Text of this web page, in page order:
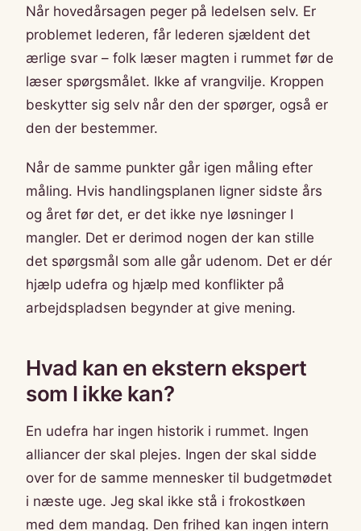
Når hovedårsagen peger på ledelsen selv. Er
problemet lederen, får lederen sjældent det
ærlige svar – folk læser magten i rummet før de
læser spørgsmålet. Ikke af vrangvilje. Kroppen
beskytter sig selv når den der spørger, også er
den der bestemmer.
Når de samme punkter går igen måling efter
måling. Hvis handlingsplanen ligner sidste års
og året før det, er det ikke nye løsninger I
mangler. Det er derimod nogen der kan stille
det spørgsmål som alle går udenom. Det er dér
hjælp udefra og hjælp med konflikter på
arbejdspladsen begynder at give mening.
Hvad kan en ekstern ekspert
som I ikke kan?
En udefra har ingen historik i rummet. Ingen
alliancer der skal plejes. Ingen der skal sidde
over for de samme mennesker til budgetmødet
i næste uge. Jeg skal ikke stå i frokostkøen
med dem mandag. Den frihed kan ingen intern